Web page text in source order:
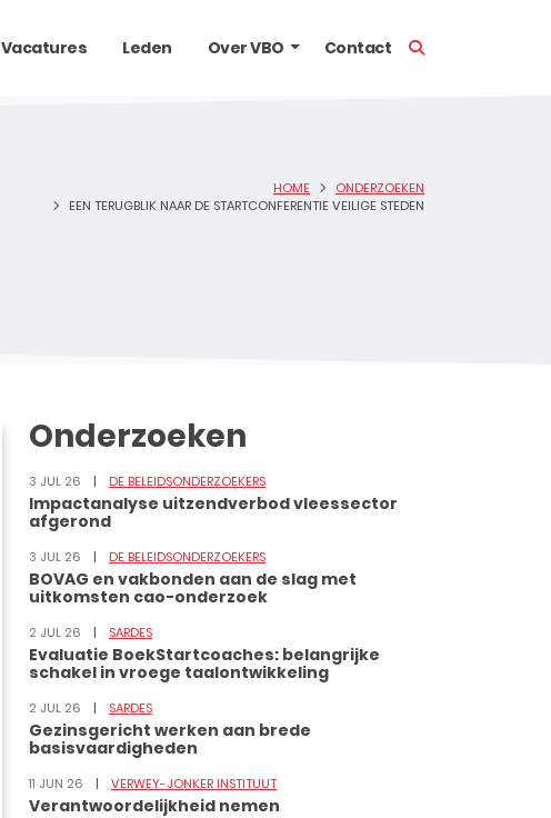
Vacatures Leden Over VBO Contact
HOME
ONDERZOEKEN
EEN TERUGBLIK NAAR DE STARTCONFERENTIE VEILIGE STEDEN
Onderzoeken
3 JUL 26 DE BELEIDSONDERZOEKERS
Impactanalyse uitzendverbod vleessector
afgerond
3 JUL 26 DE BELEIDSONDERZOEKERS
BOVAG en vakbonden aan de slag met
uitkomsten cao-onderzoek
2 JUL 26 SARDES
Evaluatie BoekStartcoaches: belangrijke
schakel in vroege taalontwikkeling
2 JUL 26 SARDES
Gezinsgericht werken aan brede
basisvaardigheden
11 JUN 26 VERWEY-JONKER INSTITUUT
Verantwoordelijkheid nemen